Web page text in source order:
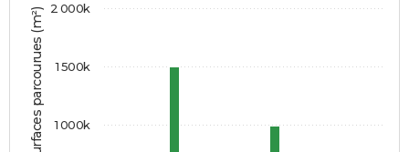
1 000k
1 500k
2 000k